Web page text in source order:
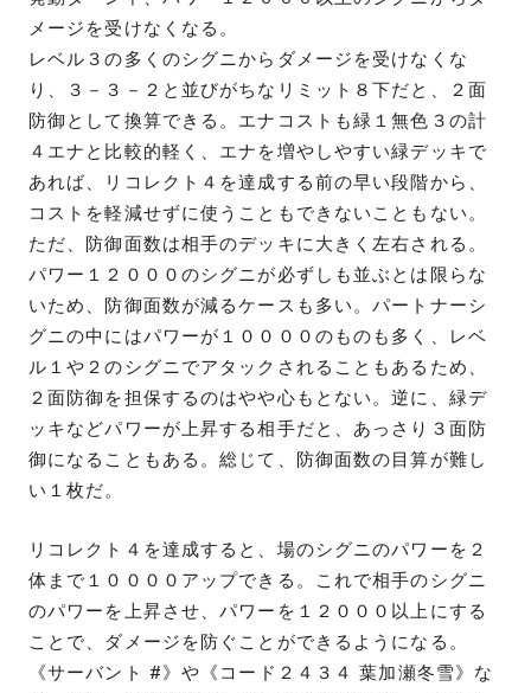
メージを受けなくなる。
レベル３の多くのシグニからダメージを受けなくな
り、３－３－２と並びがちなリミット８下だと、２面
防御として換算できる。エナコストも緑１無色３の計
４エナと比較的軽く、エナを増やしやすい緑デッキで
あれば、リコレクト４を達成する前の早い段階から、
コストを軽減せずに使うこともできないこともない。
ただ、防御面数は相手のデッキに大きく左右される。
パワー１２０００のシグニが必ずしも並ぶとは限らな
いため、防御面数が減るケースも多い。パートナーシ
グニの中にはパワーが１００００のものも多く、レベ
ル１や２のシグニでアタックされることもあるため、
２面防御を担保するのはやや心もとない。逆に、緑デ
ッキなどパワーが上昇する相手だと、あっさり３面防
御になることもある。総じて、防御面数の目算が難し
い１枚だ。
リコレクト４を達成すると、場のシグニのパワーを２
体まで１００００アップできる。これで相手のシグニ
のパワーを上昇させ、パワーを１２０００以上にする
ことで、ダメージを防ぐことができるようになる。
《サーバント #》や《コード２４３４ 葉加瀬冬雪》な